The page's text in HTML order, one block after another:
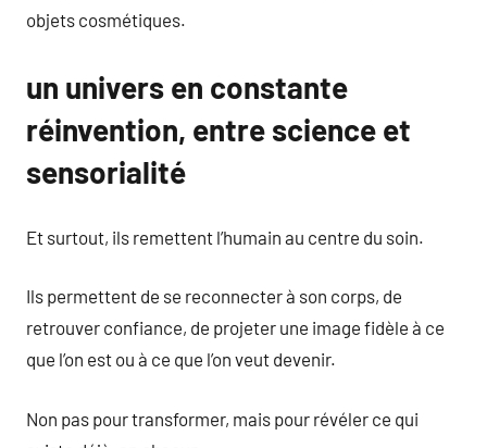
objets cosmétiques.
un univers en constante
réinvention, entre science et
sensorialité
Et surtout, ils remettent l’humain au centre du soin.
Ils permettent de se reconnecter à son corps, de
retrouver confiance, de projeter une image fidèle à ce
que l’on est ou à ce que l’on veut devenir.
Non pas pour transformer, mais pour révéler ce qui